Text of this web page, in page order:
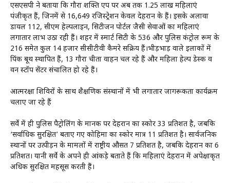
एसएसपी ने बताया कि गौरा शक्ति एप पर अब तक 1.25 लाख महिलाएं
पंजीकृत हैं, जिनमें से 16,649 रजिस्ट्रेशन केवल देहरादून के हैं। इसके अलावा
डायल 112, सीएम हेल्पलाइन, सिटीजन पोर्टल जैसी सेवाओं का महिलाएं
लगातार लाभ उठा रही हैं। शहर में स्मार्ट सिटी के 536 और पुलिस कंट्रोल रूम के
216 समेत कुल 14 हजार सीसीटीवी कैमरे सक्रिय हैं।भीड़भाड़ वाले इलाकों में
पिंक बूथ स्थापित हैं, 13 गौरा चीता वाहन चल रहे हैं और महिला हेल्प डेस्क व
वन स्टॉप सेंटर संचालित हो रहे हैं।
आत्मरक्षा शिविरों के साथ शैक्षणिक संस्थानों में भी लगातार जागरूकता कार्यक्रम
चलाए जा रहे हैं
सर्वे में ही पुलिस पैट्रोलिंग के मानक पर देहरादून का स्कोर 33 प्रतिशत है, जबकि
‘सर्वाधिक सुरक्षित’ बताए गए कोहिमा का स्कोर मात्र 11 प्रतिशत है। सार्वजनिक
स्थानों पर उत्पीड़न के मामलों में राष्ट्रीय औसत 7 प्रतिशत है, जबकि देहरादून का 6
प्रतिशत। यानी सर्वे के अपने ही आंकड़े बताते हैं कि महिलाएं देहरादून में अपेक्षाकृत
अधिक सुरक्षित महसूस करती हैं।